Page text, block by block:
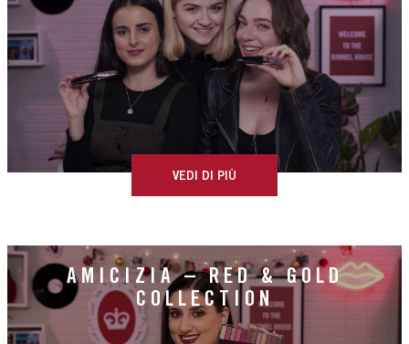
VEDI DI PIÙ
AMICIZIA – RED & GOLD
COLLECTION